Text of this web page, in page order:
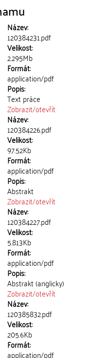
Název:
120384231.pdf
Velikost:
2.295Mb
Formát:
application/pdf
Popis:
Text práce
Zobrazit/otevřít
Název:
120384226.pdf
Velikost:
97.52Kb
Formát:
application/pdf
Popis:
Abstrakt
Zobrazit/otevřít
Název:
120384227.pdf
Velikost:
5.813Kb
Formát:
application/pdf
Popis:
Abstrakt (anglicky)
Zobrazit/otevřít
Název:
120385832.pdf
Velikost:
205.6Kb
Formát:
application/pdf